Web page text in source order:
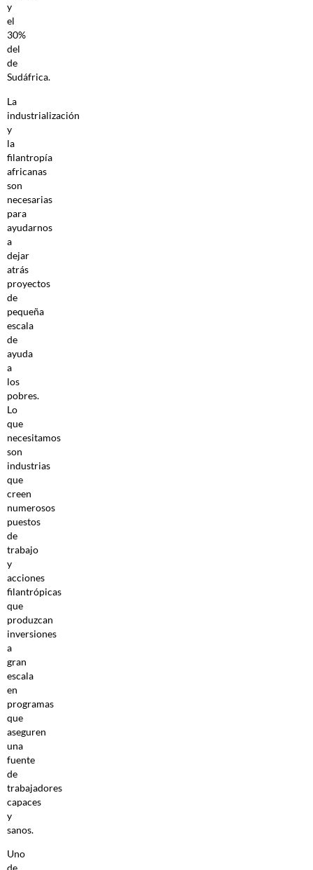
y
el
30%
del
de
Sudáfrica.
La
industrialización
y
la
filantropía
africanas
son
necesarias
para
ayudarnos
a
dejar
atrás
proyectos
de
pequeña
escala
de
ayuda
a
los
pobres.
Lo
que
necesitamos
son
industrias
que
creen
numerosos
puestos
de
trabajo
y
acciones
filantrópicas
que
produzcan
inversiones
a
gran
escala
en
programas
que
aseguren
una
fuente
de
trabajadores
capaces
y
sanos.
Uno
de